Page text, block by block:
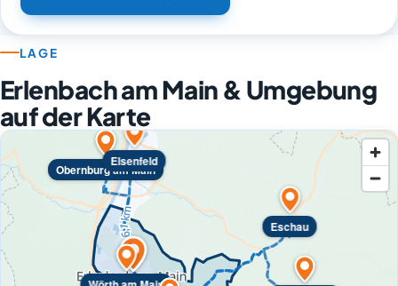
LAGE
Erlenbach am Main & Umgebung
auf der Karte
Obernburg am Main
Elsenfeld
Eschau